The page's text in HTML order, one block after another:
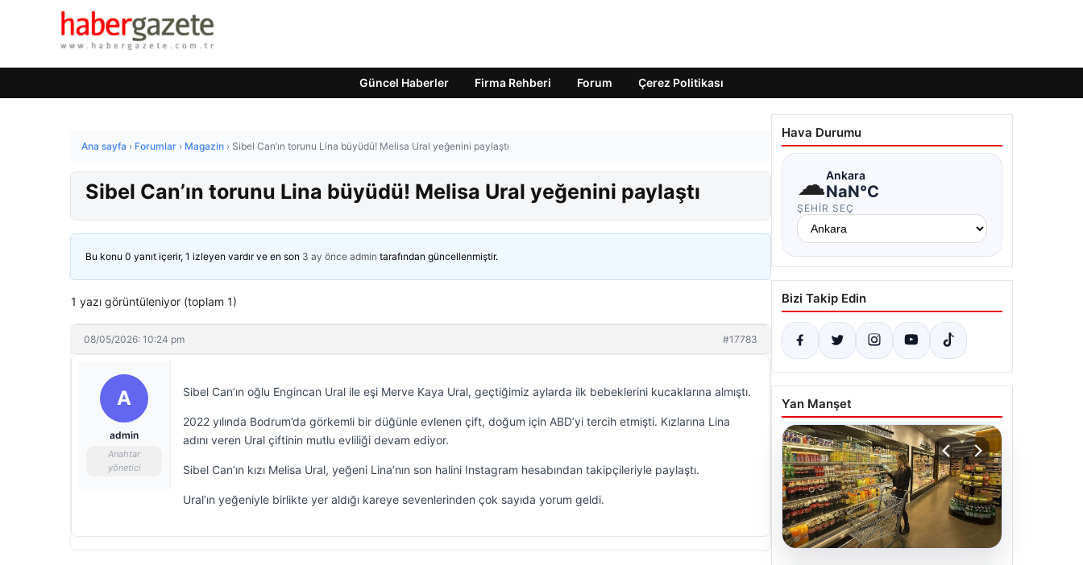
Güncel Haberler Firma Rehberi Forum Çerez Politikası
Ana sayfa › Forumlar › Magazin › Sibel Can’ın torunu Lina büyüdü! Melisa Ural yeğenini paylaştı
Sibel Can’ın torunu Lina büyüdü! Melisa Ural yeğenini paylaştı
Bu konu 0 yanıt içerir, 1 izleyen vardır ve en son 3 ay önce admin tarafından güncellenmiştir.
1 yazı görüntüleniyor (toplam 1)
08/05/2026: 10:24 pm #17783
A
admin
Anahtar
yönetici
Sibel Can’ın oğlu Engincan Ural ile eşi Merve Kaya Ural, geçtiğimiz aylarda ilk bebeklerini kucaklarına almıştı.
2022 yılında Bodrum’da görkemli bir düğünle evlenen çift, doğum için ABD’yi tercih etmişti. Kızlarına Lina
adını veren Ural çiftinin mutlu evliliği devam ediyor.
Sibel Can’ın kızı Melisa Ural, yeğeni Lina’nın son halini Instagram hesabından takipçileriyle paylaştı.
Ural’ın yeğeniyle birlikte yer aldığı kareye sevenlerinden çok sayıda yorum geldi.
Hava Durumu
☁Ankara
NaN°C
ŞEHIR SEÇ
Bizi Takip Edin
Yan Manşet